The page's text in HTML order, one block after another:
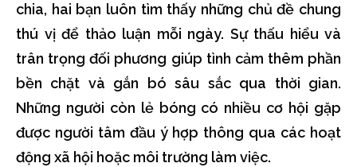
chia, hai bạn luôn tìm thấy những chủ đề chung
thú vị để thảo luận mỗi ngày. Sự thấu hiểu và
trân trọng đối phương giúp tình cảm thêm phần
bền chặt và gắn bó sâu sắc qua thời gian.
Những người còn lẻ bóng có nhiều cơ hội gặp
được người tâm đầu ý hợp thông qua các hoạt
động xã hội hoặc môi trường làm việc.